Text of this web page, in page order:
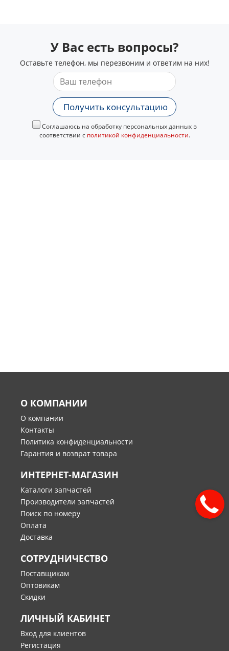
У Вас есть вопросы?
Оставьте телефон, мы перезвоним и ответим на них!
Получить консультацию
Соглашаюсь на обработку персональных данных в
соответствии с политикой конфиденциальности.
О КОМПАНИИ
О компании
Контакты
Политика конфиденциальности
Гарантия и возврат товара
ИНТЕРНЕТ-МАГАЗИН
Каталоги запчастей
Производители запчастей
Поиск по номеру
Оплата
Доставка
СОТРУДНИЧЕСТВО
Поставщикам
Оптовикам
Скидки
ЛИЧНЫЙ КАБИНЕТ
Вход для клиентов
Регистация